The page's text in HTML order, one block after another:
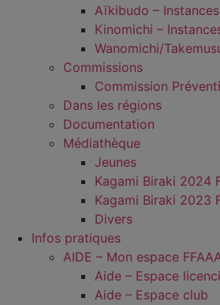
Aïkibudo –
Kinomichi –
Wanomichi/
Commissions
Commission
Dans les régions
Documentation
Médiathèque
Jeunes
Kagami Biraki 2024
Kagami Biraki 2023
Divers
Infos pratiques
AIDE – Mon espace
Aide – Espace
Aide – Espace club